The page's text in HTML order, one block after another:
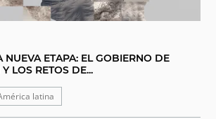
NUEVA ETAPA: EL GOBIERNO DE
LOS RETOS DE...
latina